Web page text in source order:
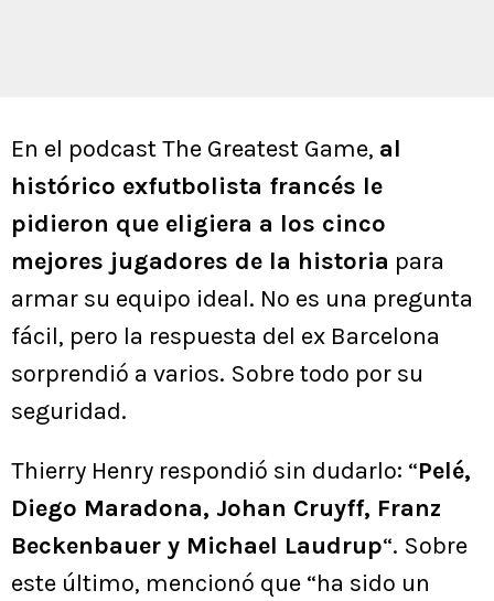
En el podcast The Greatest Game, al
histórico exfutbolista francés le
pidieron que eligiera a los cinco
mejores jugadores de la historia para
armar su equipo ideal. No es una pregunta
fácil, pero la respuesta del ex Barcelona
sorprendió a varios. Sobre todo por su
seguridad.
Thierry Henry respondió sin dudarlo: “Pelé,
Diego Maradona, Johan Cruyff, Franz
Beckenbauer y Michael Laudrup“. Sobre
este último, mencionó que “ha sido un